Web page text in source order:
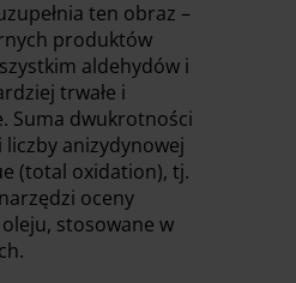
ten obraz –
produktów
aldehydów i
trwałe i
Suma dwukrotności
anizydynowej
(total oxidation), tj.
oceny
stosowane w